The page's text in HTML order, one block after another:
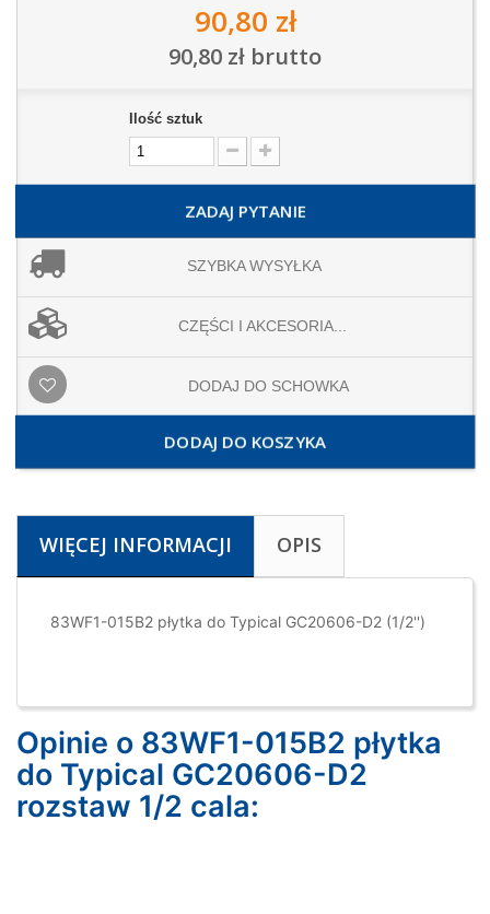
90,80 zł
90,80 zł brutto
Ilość sztuk
ZADAJ PYTANIE
SZYBKA WYSYŁKA
CZĘŚCI I AKCESORIA...
DODAJ DO SCHOWKA
DODAJ DO KOSZYKA
WIĘCEJ INFORMACJI OPIS
83WF1-015B2 płytka do Typical GC20606-D2 (1/2'')
Opinie o 83WF1-015B2 płytka
do Typical GC20606-D2
rozstaw 1/2 cala: